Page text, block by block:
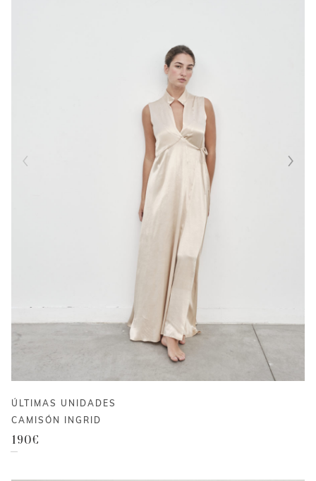
ÚLTIMAS UNIDADES
CAMISÓN INGRID
190€